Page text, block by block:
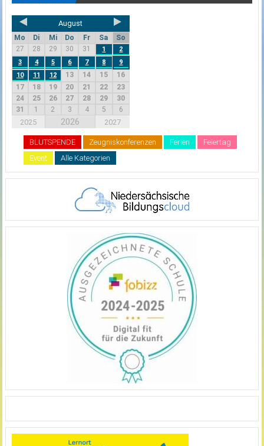
August
Mo Di Mi Do Fr Sa
So
27
28 29 30 31 1
2
3
4 5 6 7 8
9
10
11 12 13 14 15
16
17
18 19 20 21 22
23
24
25 26 27 28 29
30
31
1 2 3 4 5 6
2025 2026 2027
BLUTSPENDE Zeugniskonferenzen Ferien
Feiertag
Event
Alle Kategorien